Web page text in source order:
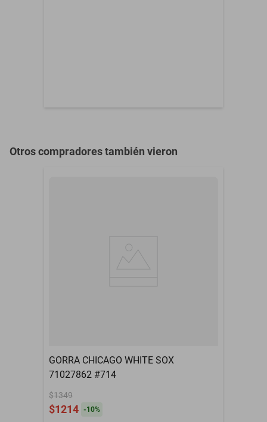
Otros compradores también vieron
GORRA CHICAGO WHITE SOX
71027862 #714
$1349
$1214 -10%